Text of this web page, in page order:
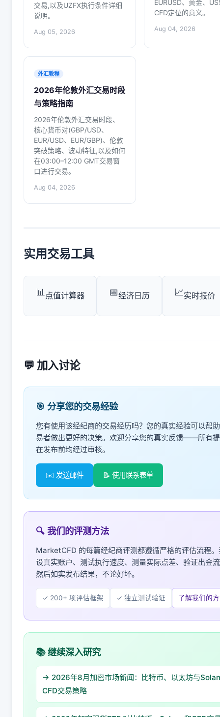
交易,以及UZFX执行条件详细
说明。
Aug 05, 2026
EURUSD、黄金、
CFD定位的意义。
Aug 04, 2026
外汇教程
2026年伦敦外汇交易时段
与策略指南
2026年伦敦外汇交易时段、
核心货币对(GBP/USD、
EUR/USD、EUR/GBP)、伦敦
突破策略、波动特征,以及如何
在03:00–12:00 GMT交易窗
口进行交易。
Aug 04, 2026
实用交易工具
📊 点值计算器 📅经济日历 📈实时报价
💬 加入讨论
🎯 分享您的交易经验
您有使用该经纪商的交易经历吗？您的真实经验可以帮
易者做出更好的决策。欢迎分享您的真实反馈——所有
在发布前均经过审核。
✉️ 发送邮件 📝 使用联系表单
🔍 我们的评测方法
MarketCFD 的每篇经纪商评测都遵循严格的评估流程
设真实账户、测试执行速度、测量实际点差、验证出
然后如实发布结果，不论好坏。
✓ 200+ 项评估框架 ✓ 独立测试验证 了解我们的
📚 继续深入研究
→ 2026年8月加密市场新闻：比特币、以太坊与
CFD交易策略